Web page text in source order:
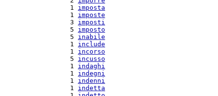
   1
imposta
   1
imposte
   3
imposti
   5
imposto
   5
inabile
   1
include
   1
incorso
   5
incusso
   1
indaghi
   1
indegni
   1
indenni
   1
indetta